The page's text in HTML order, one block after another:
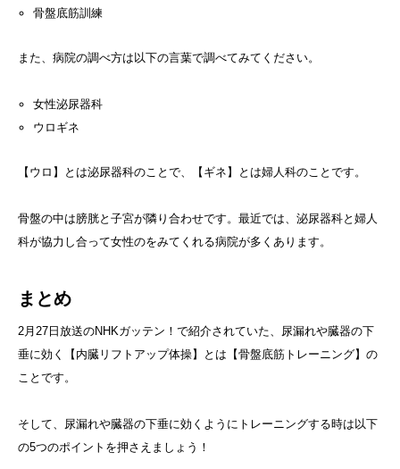
骨盤底筋訓練
また、病院の調べ方は以下の言葉で調べてみてください。
女性泌尿器科
ウロギネ
【ウロ】とは泌尿器科のことで、【ギネ】とは婦人科のことです。
骨盤の中は膀胱と子宮が隣り合わせです。最近では、泌尿器科と婦人
科が協力し合って女性のをみてくれる病院が多くあります。
まとめ
2月27日放送のNHKガッテン！で紹介されていた、尿漏れや臓器の下
垂に効く【内臓リフトアップ体操】とは【骨盤底筋トレーニング】の
ことです。
そして、尿漏れや臓器の下垂に効くようにトレーニングする時は以下
の5つのポイントを押さえましょう！